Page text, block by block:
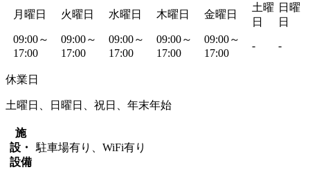
月曜日
火曜日 水曜日 木曜日 金曜日
土曜
日
日曜
日
09:00～
17:00
09:00～
17:00
09:00～
17:00
09:00～
17:00
09:00～
17:00
- -
休業日
土曜日、日曜日、祝日、年末年始
施
設・
設備
駐車場有り、WiFi有り